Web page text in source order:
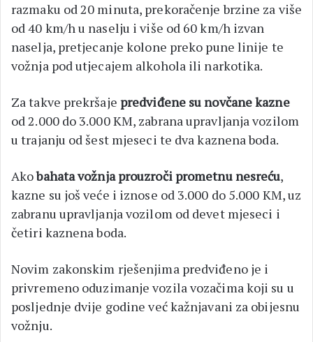
razmaku od 20 minuta, prekoračenje brzine za više
od 40 km/h u naselju i više od 60 km/h izvan
naselja, pretjecanje kolone preko pune linije te
vožnja pod utjecajem alkohola ili narkotika.
Za takve prekršaje predviđene su novčane kazne
od 2.000 do 3.000 KM, zabrana upravljanja vozilom
u trajanju od šest mjeseci te dva kaznena boda.
Akobahata vožnja prouzroči prometnu nesreću,
kazne su još veće i iznose od 3.000 do 5.000 KM, uz
zabranu upravljanja vozilom od devet mjeseci i
četiri kaznena boda.
Novim zakonskim rješenjima predviđeno je i
privremeno oduzimanje vozila vozačima koji su u
posljednje dvije godine već kažnjavani za obijesnu
vožnju.